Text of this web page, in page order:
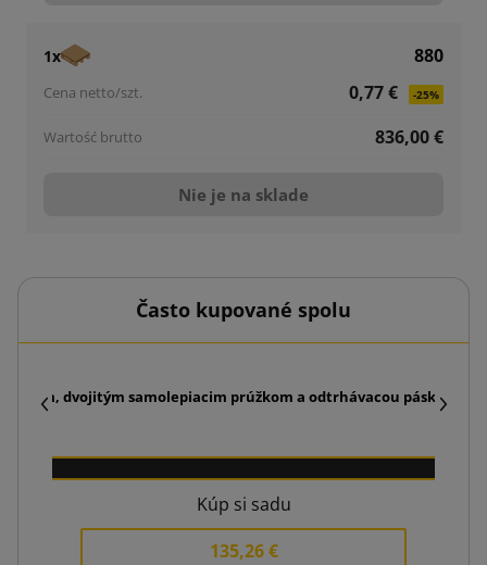
1x
880
0,77 €
-25%
836,00 €
Nie je na sklade
Často kupované spolu
dnom, dvojitým samolepiacim prúžkom a odtrhávacou páskou
Kúp si sadu
135,26 €